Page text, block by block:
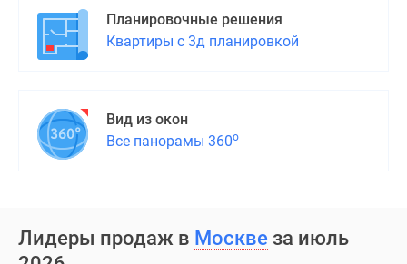
Планировочные решения
Квартиры с 3д планировкой
Вид из окон
Все панорамы 360о
Лидеры продаж в Москве за июль